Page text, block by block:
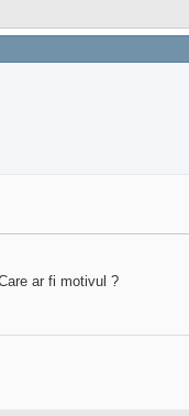
ar fi motivul ?